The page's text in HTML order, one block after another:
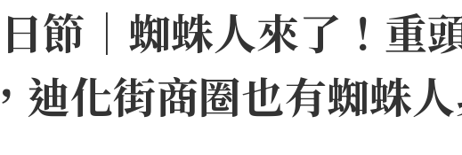
節｜蜘蛛人來了！重
迪化街商圈也有蜘蛛